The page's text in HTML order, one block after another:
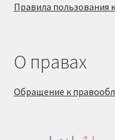
Правила пользования
О правах
Обращение к